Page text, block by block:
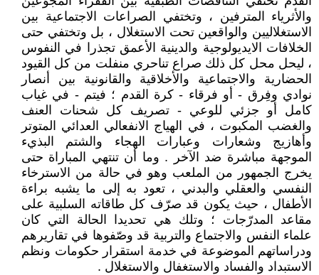
والأثرياء المترفين ، وتختفي الصراعات الاجتماعية بين
الاستغلاليين والواقعين تحت الاستغلال ، بل وتختفي حتى
الخلافات الايديولوجية والدينية الأعمق تجذرا في النفوس
، ليحل محل كل ذلك صراع تناحري منفلت من كل القيود
الحضارية والاجتماعية والأخلاقية والقانونية بين أنصار
نوادي وفِرق - أو فرقاء - كرة القدم ؛ فيتم - في غياب
كامل أو جزئي للوعي - تصريف كل شحنات العنف
والغضب المكبوت ، في الهياج الانفعالي العدائي المتوتر
وأهازيج وشعارات وعبارات الهجاء والشتم البذيء
الموجهة مباشرة ضد الآخر . وما أن تنتهي المباراة حتى
يخرج الجمهور من الملعب وهو في حالة من الاسترخاء
النفسي والعقلي والبدني ، تعود به إلى ما يشبه براءة
الأطفال ، حيث يكون قد صرّف كل طاقاته السلبية على
مقاعد المدرّجات ؛ وتلك هي تحديدا الحالة التي كان
علماء النفس والاجتماع والتربية قد وصّفوها في تقاريرهم
ودراساتهم الموضوعة في خدمة استقرار حكومات ونظم
الاستبداد والفساد والاستغفال والاستغلال .